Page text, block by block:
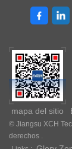
mapa del sitio
© Jiangsu XCH
derechos .